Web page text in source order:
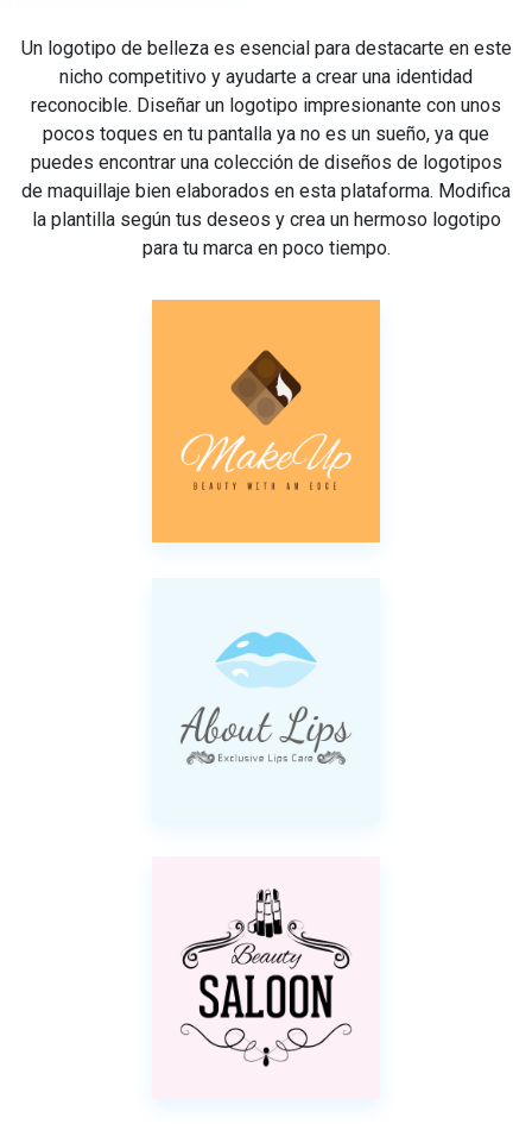
Un logotipo de belleza es esencial para destacarte en este
nicho competitivo y ayudarte a crear una identidad
reconocible. Diseñar un logotipo impresionante con unos
pocos toques en tu pantalla ya no es un sueño, ya que
puedes encontrar una colección de diseños de logotipos
de maquillaje bien elaborados en esta plataforma. Modifica
la plantilla según tus deseos y crea un hermoso logotipo
para tu marca en poco tiempo.